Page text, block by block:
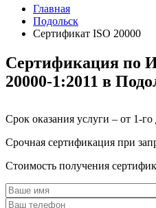
Главная
Подольск
Сертификат ISO 20000
Сертификация по
20000-1:2011 в
Срок оказания услуги – от 1-го
Срочная сертификация при
Стоимость получения